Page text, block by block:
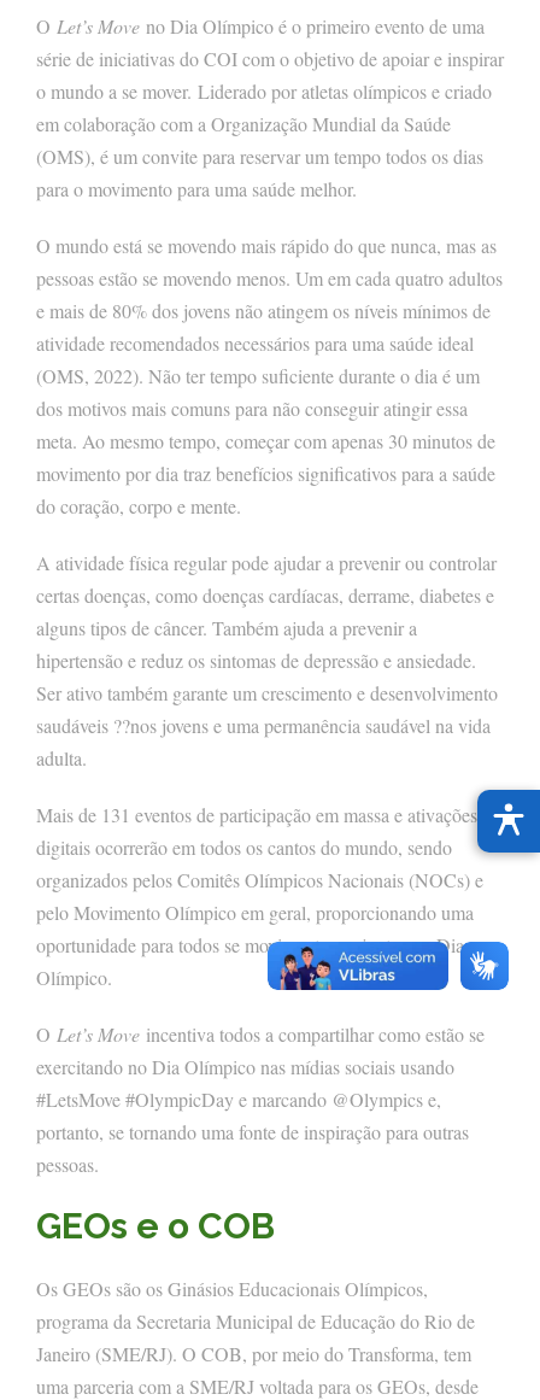
O Let’s Move no Dia Olímpico é o primeiro evento de uma
série de iniciativas do COI com o objetivo de apoiar e inspirar
o mundo a se mover. Liderado por atletas olímpicos e criado
em colaboração com a Organização Mundial da Saúde
(OMS), é um convite para reservar um tempo todos os dias
para o movimento para uma saúde melhor.
O mundo está se movendo mais rápido do que nunca, mas as
pessoas estão se movendo menos. Um em cada quatro adultos
e mais de 80% dos jovens não atingem os níveis mínimos de
atividade recomendados necessários para uma saúde ideal
(OMS, 2022). Não ter tempo suficiente durante o dia é um
dos motivos mais comuns para não conseguir atingir essa
meta. Ao mesmo tempo, começar com apenas 30 minutos de
movimento por dia traz benefícios significativos para a saúde
do coração, corpo e mente.
A atividade física regular pode ajudar a prevenir ou controlar
certas doenças, como doenças cardíacas, derrame, diabetes e
alguns tipos de câncer. Também ajuda a prevenir a
hipertensão e reduz os sintomas de depressão e ansiedade.
Ser ativo também garante um crescimento e desenvolvimento
saudáveis ??nos jovens e uma permanência saudável na vida
adulta.
Mais de 131 eventos de participação em massa e ativações
digitais ocorrerão em todos os cantos do mundo, sendo
organizados pelos Comitês Olímpicos Nacionais (NOCs) e
pelo Movimento Olímpico em geral, proporcionando uma
oportunidade para todos se movimentarem juntos no Dia
Olímpico.
O Let’s Move incentiva todos a compartilhar como estão se
exercitando no Dia Olímpico nas mídias sociais usando
#LetsMove #OlympicDay e marcando @Olympics e,
portanto, se tornando uma fonte de inspiração para outras
pessoas.
GEOs e o COB
Os GEOs são os Ginásios Educacionais Olímpicos,
programa da Secretaria Municipal de Educação do Rio de
Janeiro (SME/RJ). O COB, por meio do Transforma, tem
uma parceria com a SME/RJ voltada para os GEOs, desde